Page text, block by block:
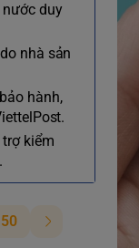
duy
nhà sản
hành,
kiểm